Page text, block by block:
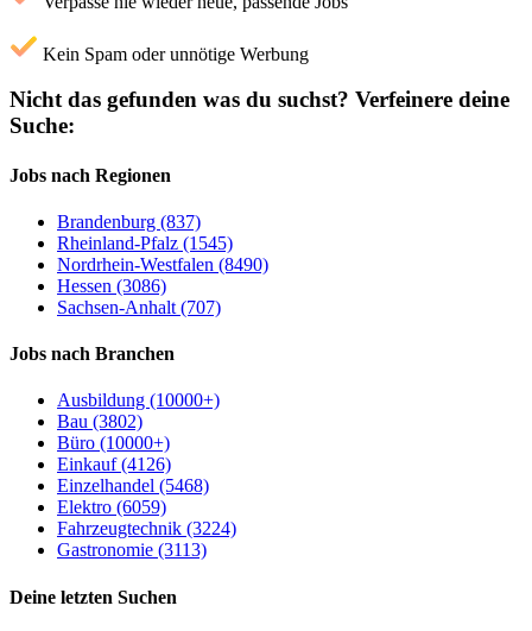
Kein Spam oder unnötige Werbung
Nicht das gefunden was du suchst? Verfeinere deine
Suche:
Jobs nach Regionen
Brandenburg (837)
Rheinland-Pfalz (1545)
Nordrhein-Westfalen (8490)
Hessen (3086)
Sachsen-Anhalt (707)
Jobs nach Branchen
Ausbildung (10000+)
Bau (3802)
Büro (10000+)
Einkauf (4126)
Einzelhandel (5468)
Elektro (6059)
Fahrzeugtechnik (3224)
Gastronomie (3113)
Deine letzten Suchen